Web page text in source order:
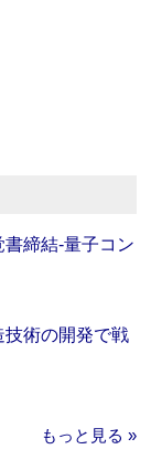
締結‐量子コン
技術の開発で戦
もっと見る »